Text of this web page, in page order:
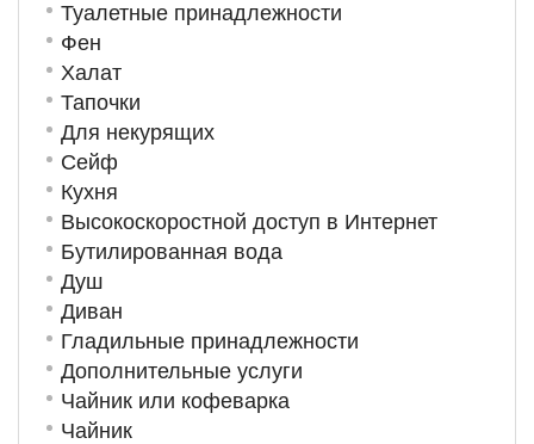
Туалетные принадлежности
Фен
Халат
Тапочки
Для некурящих
Сейф
Кухня
Высокоскоростной доступ в Интернет
Бутилированная вода
Душ
Диван
Гладильные принадлежности
Дополнительные услуги
Чайник или кофеварка
Чайник